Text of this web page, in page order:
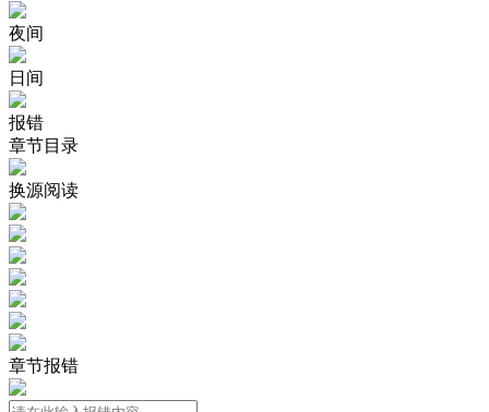
夜间
日间
报错
章节目录
换源阅读
章节报错